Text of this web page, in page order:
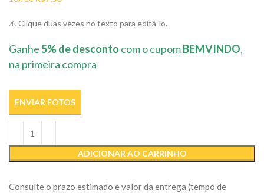
⚠️ Clique duas vezes no texto para editá-lo.
Ganhe5% de desconto com o cupomBEMVINDO,
na primeira compra
ENVIAR FOTOS
ADICIONAR AO CARRINHO
Consulte o prazo estimado e valor da entrega (tempo de